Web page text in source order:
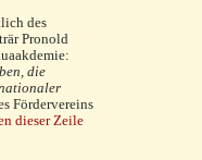
des
Pronold
die
Fördervereins
dieser Zeile